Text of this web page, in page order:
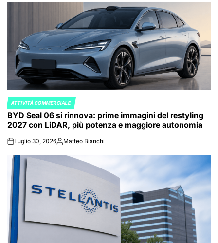
POSTED
IN
ATTIVITÀ COMMERCIALE
BYD Seal 06 si rinnova: prime immagini del restyling
2027 con LiDAR, più potenza e maggiore autonomia
onLuglio 30, 2026Posted
Matteo Bianchi